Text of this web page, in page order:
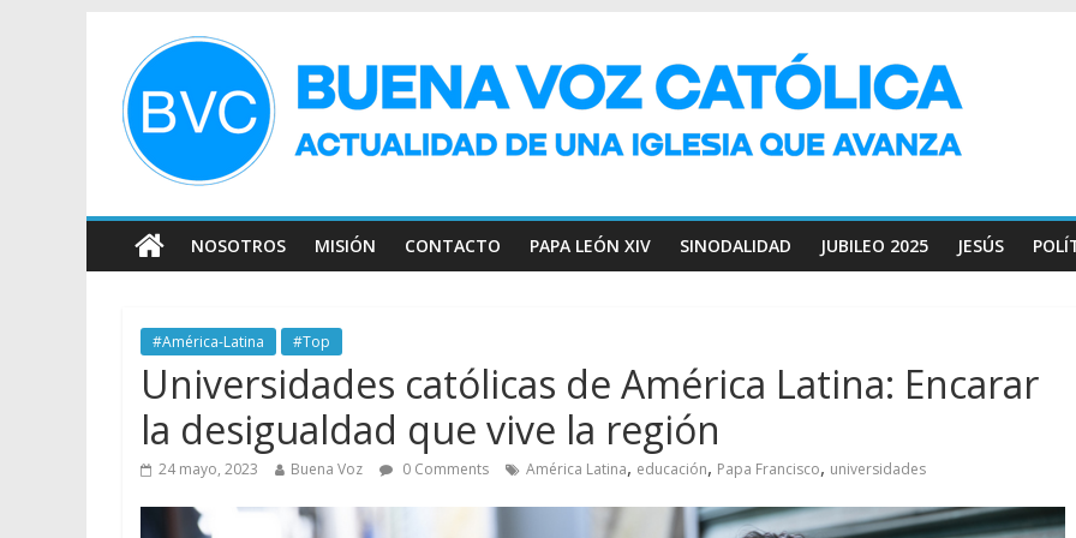
NOSOTROS MISIÓN CONTACTO PAPA LEÓN XIV SINODALIDAD JUBILEO 2025 JESÚS
#América-Latina #Top
Universidades católicas de América Latina: Encarar
la desigualdad que vive la región
24 mayo, 2023 Buena Voz 0 Comments América Latina, educación, Papa Francisco, universidades